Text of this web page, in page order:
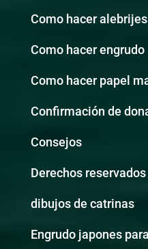
Como hacer alebrijes
Como hacer engrudo
Como hacer papel
Confirmación de
Consejos
Derechos reservados
dibujos de catrinas
Engrudo japones